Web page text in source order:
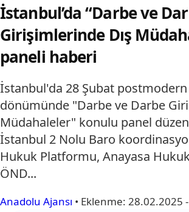
İstanbul’da “Darbe ve
Girişimlerinde Dış
paneli haberi
İstanbul'da 28 Şubat postmodern
dönümünde "Darbe ve Darbe
Müdahaleler" konulu panel
İstanbul 2 Nolu Baro
Hukuk Platformu, Anayasa
ÖND...
Anadolu Ajansı • Eklenme: 28.02.2025